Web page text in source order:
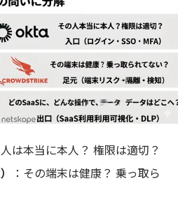
人は本当に本人？ 権限は適切？
：その端末は健康？ 乗っ取ら